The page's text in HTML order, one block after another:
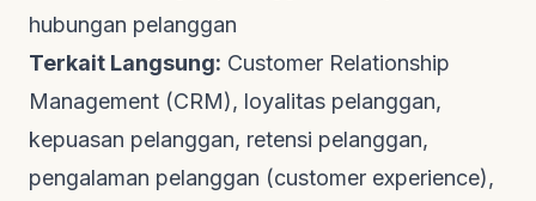
hubungan pelanggan
Terkait Langsung: Customer Relationship
Management (CRM), loyalitas pelanggan,
kepuasan pelanggan, retensi pelanggan,
pengalaman pelanggan (customer experience),